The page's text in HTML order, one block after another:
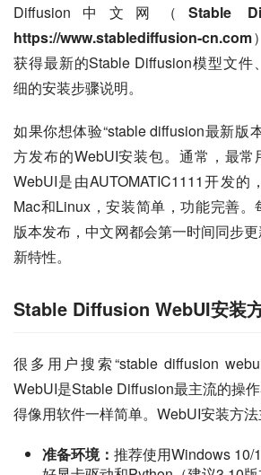
Diffusion中文网（Stable
https://www.stablediffusion-cn.com
获得最新的Stable Diffusion模型文件
细的安装步骤说明。
如果你想体验“stable diffusion最新版
方发布的WebUI安装包。通常，最常
WebUI是由AUTOMATIC1111开发的
Mac和Linux，安装简单，功能完善
版本发布，中文网都会第一时间同步
新特性。
Stable Diffusion WebUI安装
很多用户搜索“stable diffusion
WebUI是Stable Diffusion最主流的操
得像用软件一样简单。WebUI安装方法
准备环境： 推荐使用Windows 10/